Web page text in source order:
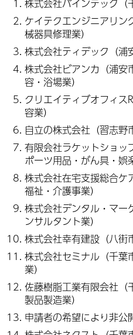
株式会社パインテック（
ケイテクエンジニアリン
械器具修理業）
株式会社ティデック（浦
株式会社ビアンカ（浦安
容・浴場業）
クリエイティブオフィ
容業）
自立の株式会社（習志野
有限会社ラケットショッ
ポーツ用品・がん具・娯
株式会社在宅支援総合ケ
福祉・介護事業）
株式会社デンタル・マー
ンサルタント業）
株式会社幸有建設（八街
株式会社セミナル（千葉
業）
佐藤樹脂工業有限会社（
製品製造業）
申請者の希望により非公